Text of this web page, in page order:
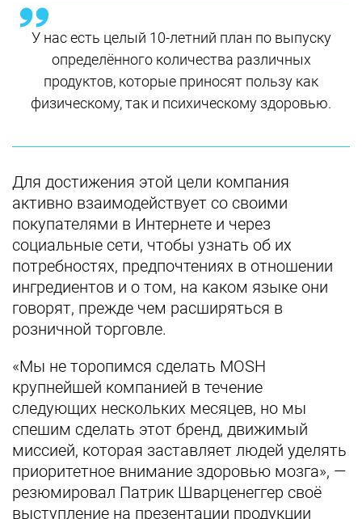
У нас есть целый 10-летний план по выпуску
определённого количества различных
продуктов, которые приносят пользу как
физическому, так и психическому здоровью.
Для достижения этой цели компания
активно взаимодействует со своими
покупателями в Интернете и через
социальные сети, чтобы узнать об их
потребностях, предпочтениях в отношении
ингредиентов и о том, на каком языке они
говорят, прежде чем расширяться в
розничной торговле.
«Мы не торопимся сделать MOSH
крупнейшей компанией в течение
следующих нескольких месяцев, но мы
спешим сделать этот бренд, движимый
миссией, которая заставляет людей уделять
приоритетное внимание здоровью мозга», —
резюмировал Патрик Шварценеггер своё
выступление на презентации продукции